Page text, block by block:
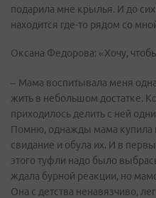
подарила мне крылья. И до
находится где-то рядом со
Оксана Федорова: «Хочу,
– Мама воспитывала меня
жить в небольшом достатке.
приходилось делить с ней
Помню, однажды мама купила
свидание и обула их. И в
этого туфли надо было
ждала бурной реакции, но
Она с детства ненавязчиво,